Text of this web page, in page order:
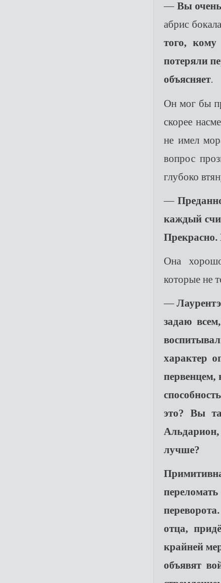
—Вы
абрис
того,
потеряли
объясняет.
Он мог бы
скорее
не имел
вопрос
глубоко
—
каждый
Прекрасно.
Она
которые не
—
задаю
характер
первенцем,
это? Вы
лучше?
отца,
крайней
объявят